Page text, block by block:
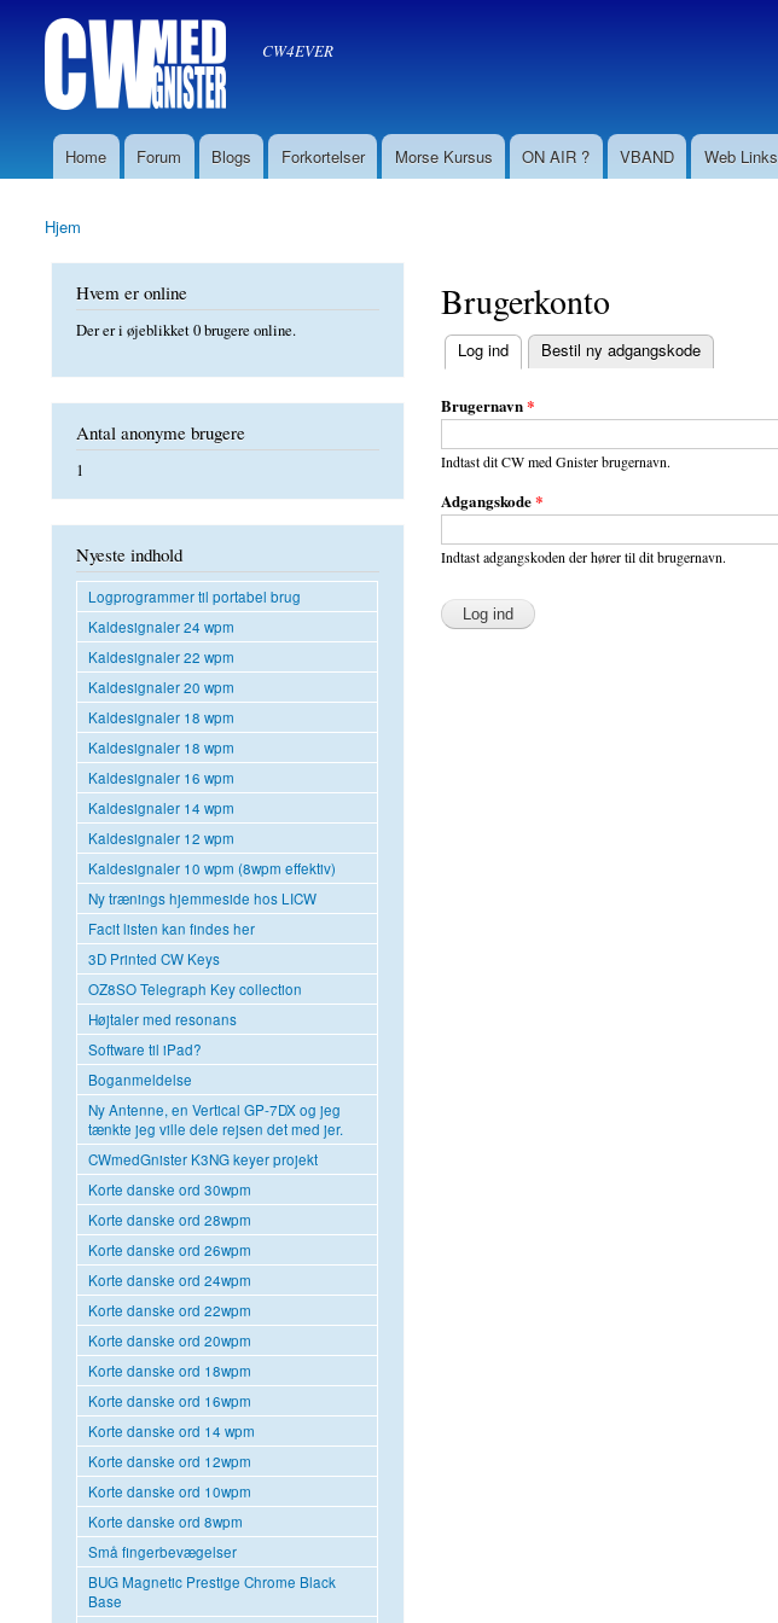
CW med Gnister CW4EVER
oz8sw
Søgefelt
Søg
Hovedmenu
Home Forum Blogs Forkortelser Morse Kursus ON AIR ? VBAND Web Links
Du er her
Hjem
Brugerkonto
Primære faneblade
Log ind
(aktiv fane) Bestil ny adgangskode
Brugernavn*
Indtast dit CW med Gnister brugernavn.
Adgangskode*
Indtast adgangskoden der hører til dit brugernavn.
Hvem er online
Der er i øjeblikket 0 brugere online.
Antal anonyme brugere
1
Nyeste indhold
Logprogrammer til portabel brug
Kaldesignaler 24 wpm
Kaldesignaler 22 wpm
Kaldesignaler 20 wpm
Kaldesignaler 18 wpm
Kaldesignaler 18 wpm
Kaldesignaler 16 wpm
Kaldesignaler 14 wpm
Kaldesignaler 12 wpm
Kaldesignaler 10 wpm (8wpm effektiv)
Ny trænings hjemmeside hos LICW
Facit listen kan findes her
3D Printed CW Keys
OZ8SO Telegraph Key collection
Højtaler med resonans
Software til iPad?
Boganmeldelse
Ny Antenne, en Vertical GP-7DX og jeg
tænkte jeg ville dele rejsen det med jer.
CWmedGnister K3NG keyer projekt
Korte danske ord 30wpm
Korte danske ord 28wpm
Korte danske ord 26wpm
Korte danske ord 24wpm
Korte danske ord 22wpm
Korte danske ord 20wpm
Korte danske ord 18wpm
Korte danske ord 16wpm
Korte danske ord 14 wpm
Korte danske ord 12wpm
Korte danske ord 10wpm
Korte danske ord 8wpm
Små fingerbevægelser
BUG Magnetic Prestige Chrome Black
Base